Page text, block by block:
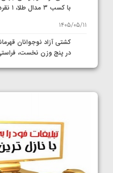
با کسب ۳ مدال طلا، ۱ نقره و ۲ مدال برنز
1405/05/11
کشتی آزاد نوجوانان
در پنج وزن نخست،
1405/05/11
کشتی آزاد نوجوانان
ایران مشخص شدند
1405/05/08